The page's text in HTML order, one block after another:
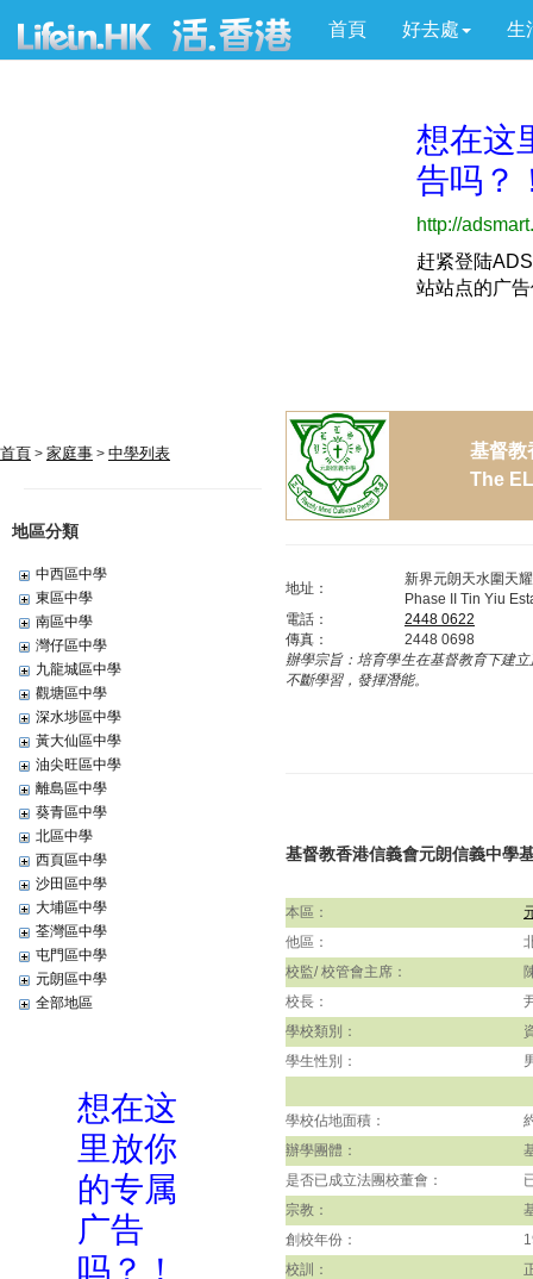
首頁 好去處 生
首頁 > 家庭事 > 中學列表
地區分類
中西區中學
東區中學
南區中學
灣仔區中學
九龍城區中學
觀塘區中學
深水埗區中學
黃大仙區中學
油尖旺區中學
離島區中學
葵青區中學
北區中學
西頁區中學
沙田區中學
大埔區中學
荃灣區中學
屯門區中學
元朗區中學
全部地區
基督教
The
地址：
新界元朗天水圍天
Phase II Tin Yiu
電話：
2448 0622
傳真：
2448 0698
辦學宗旨：培育學生在基督教育下建
不斷學習，發揮潛能。
基督教香港信義會元朗信義中學
本區：
他區：
校監/ 校管會主席：
校長：
學校類別：
學生性別：
學校佔地面積：
辦學團體：
是否已成立法團校董會：
宗教：
創校年份：
校訓：